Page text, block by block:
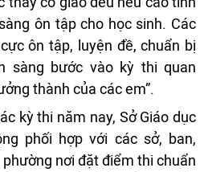
ôn tập cho học sinh. Các
ôn tập, luyện đề, chuẩn bị
sàng bước vào kỳ thi quan
thành của các em”.
kỳ thi năm nay, Sở Giáo dục
phối hợp với các sở, ban,
phường nơi đặt điểm thi chuẩn